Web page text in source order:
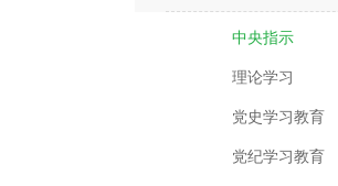
中央指示
理论学习
党史学习教育
党纪学习教育